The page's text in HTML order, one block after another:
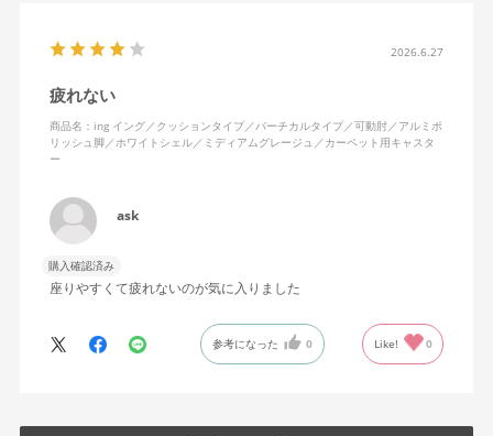
2026.6.27
疲れない
商品名：ing イング／クッションタイプ／バーチカルタイプ／可動肘／アルミポ
リッシュ脚／ホワイトシェル／ミディアムグレージュ／カーペット用キャスタ
ー
ask
購入確認済み
座りやすくて疲れないのが気に入りました
参考になった 0 Like! 0